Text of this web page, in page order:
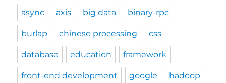
async axis big data binary-rpc
burlap chinese processing css
database education framework
front-end development google hadoop